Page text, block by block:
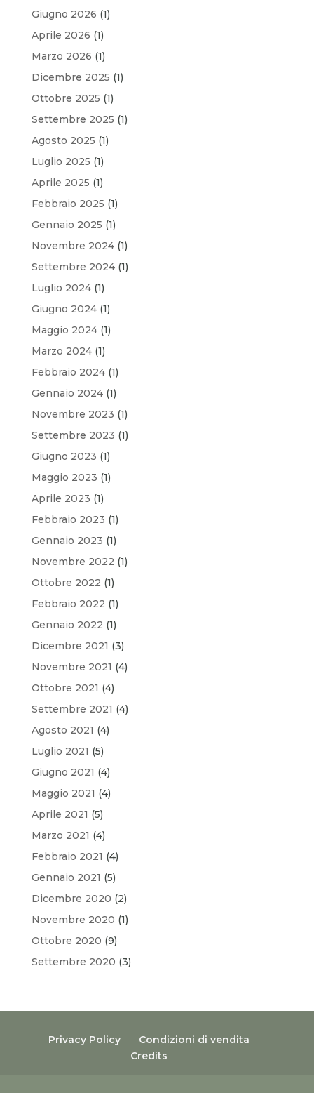
Giugno 2026 (1)
Aprile 2026 (1)
Marzo 2026 (1)
Dicembre 2025 (1)
Ottobre 2025 (1)
Settembre 2025 (1)
Agosto 2025 (1)
Luglio 2025 (1)
Aprile 2025 (1)
Febbraio 2025 (1)
Gennaio 2025 (1)
Novembre 2024(1)
Settembre 2024(1)
Luglio 2024(1)
Giugno 2024(1)
Maggio 2024(1)
Marzo 2024(1)
Febbraio 2024(1)
Gennaio 2024(1)
Novembre 2023 (1)
Settembre 2023 (1)
Giugno 2023 (1)
Maggio 2023 (1)
Aprile 2023 (1)
Febbraio 2023 (1)
Gennaio 2023 (1)
Novembre 2022 (1)
Ottobre 2022 (1)
Febbraio 2022 (1)
Gennaio 2022 (1)
Dicembre 2021 (3)
Novembre 2021 (4)
Ottobre 2021 (4)
Settembre 2021 (4)
Agosto 2021 (4)
Luglio 2021 (5)
Giugno 2021 (4)
Maggio 2021 (4)
Aprile 2021 (5)
Marzo 2021 (4)
Febbraio 2021 (4)
Gennaio 2021 (5)
Dicembre 2020 (2)
Novembre 2020 (1)
Ottobre 2020 (9)
Settembre 2020 (3)
Privacy Policy
Condizioni di vendita
Credits